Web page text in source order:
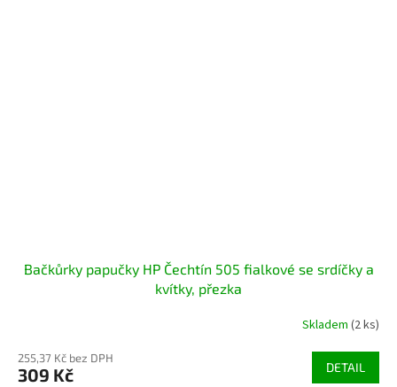
Bačkůrky papučky HP Čechtín 505 fialkové se srdíčky a
kvítky, přezka
Skladem (2 ks)
255,37 Kč bez DPH
309 Kč DETAIL